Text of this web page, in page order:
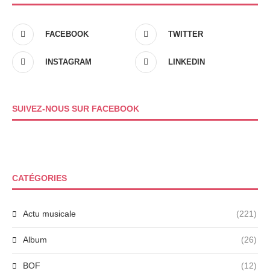
FACEBOOK TWITTER
INSTAGRAM LINKEDIN
SUIVEZ-NOUS SUR FACEBOOK
CATÉGORIES
Actu musicale (221)
Album (26)
BOF (12)